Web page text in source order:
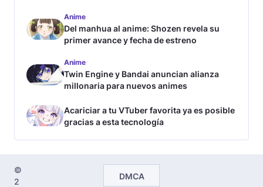
Anime
Del manhua al anime: Shozen revela su
primer avance y fecha de estreno
Anime
Twin Engine y Bandai anuncian alianza
millonaria para nuevos animes
Acariciar a tu VTuber favorita ya es posible
gracias a esta tecnología
©
2
DMCA